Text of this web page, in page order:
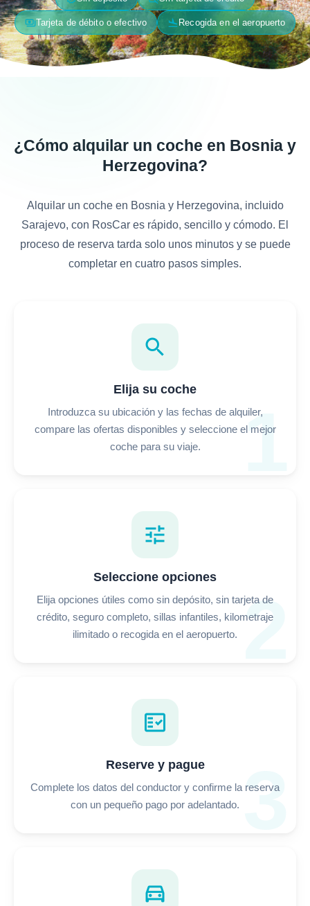
paymentsTarjeta de débito o efectivo flight_land Recogida en el aeropuerto
¿Cómo alquilar un coche en Bosnia y
Herzegovina?
Alquilar un coche en Bosnia y Herzegovina, incluido
Sarajevo, con RosCar es rápido, sencillo y cómodo. El
proceso de reserva tarda solo unos minutos y se puede
completar en cuatro pasos simples.
1
search
Elija su coche
Introduzca su ubicación y las fechas de alquiler,
compare las ofertas disponibles y seleccione el mejor
coche para su viaje.
2
tune
Seleccione opciones
Elija opciones útiles como sin depósito, sin tarjeta de
crédito, seguro completo, sillas infantiles, kilometraje
ilimitado o recogida en el aeropuerto.
3
fact_check
Reserve y pague
Complete los datos del conductor y confirme la reserva
con un pequeño pago por adelantado.
directions_car